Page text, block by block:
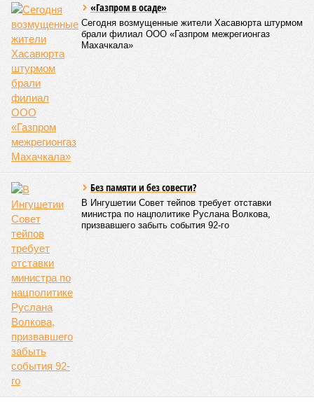
«Газпром в осаде»
Сегодня возмущенные жители Хасавюрта штурмом
брали филиал ООО «Газпром межрегионгаз
Махачкала»
Без памяти и без совести?
В Ингушетии Совет тейпов требует отставки
министра по нацполитике Руслана Волкова,
призвавшего забыть события 92-го